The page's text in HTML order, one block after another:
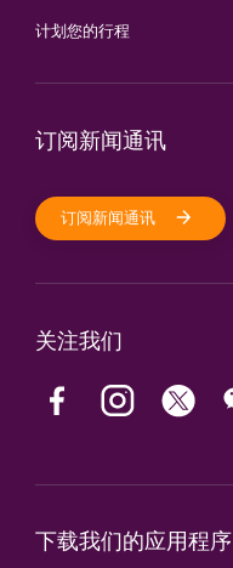
计划您的行程
订阅新闻通讯
订阅新闻通讯
关注我们
下载我们的应用程序